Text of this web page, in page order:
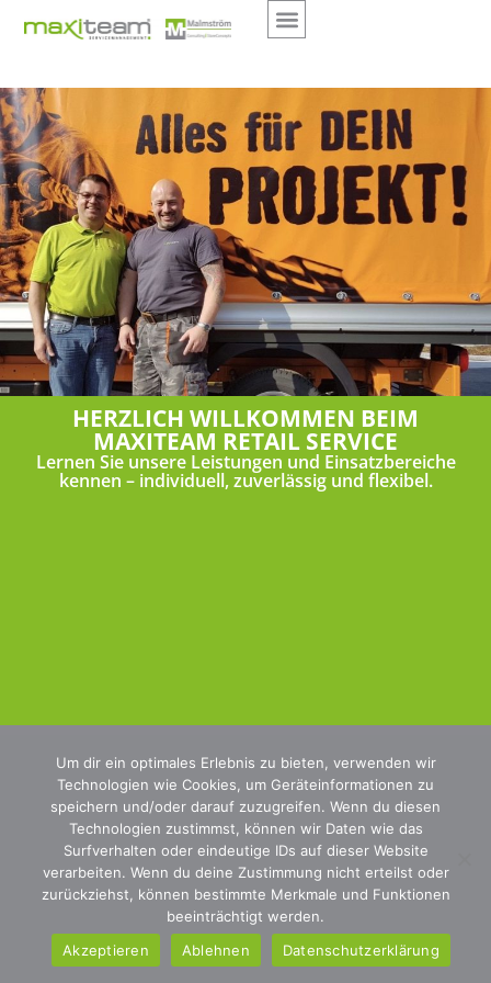
HERZLICH WILLKOMMEN BEIM
MAXITEAM RETAIL SERVICE
Lernen Sie unsere Leistungen und Einsatzbereiche
kennen – individuell, zuverlässig und flexibel.
Impressum Datenschutz Kontakt
© 2025 All rights Reserved. Design by Carré Design Studios
Um dir ein optimales Erlebnis zu bieten, verwenden wir
Technologien wie Cookies, um Geräteinformationen zu
speichern und/oder darauf zuzugreifen. Wenn du diesen
Technologien zustimmst, können wir Daten wie das
Surfverhalten oder eindeutige IDs auf dieser Website
verarbeiten. Wenn du deine Zustimmung nicht erteilst oder
zurückziehst, können bestimmte Merkmale und Funktionen
beeinträchtigt werden.
Akzeptieren
Ablehnen Datenschutzerklärung